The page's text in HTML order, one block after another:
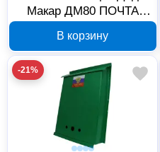
Макар ДМ80 ПОЧТА
00014924
В корзину
-21%